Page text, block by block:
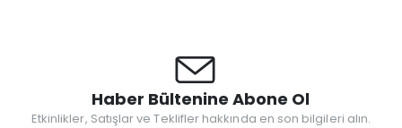
Haber Bültenine Abone Ol
Etkinlikler, Satışlar ve Teklifler hakkında en son bilgileri alın.